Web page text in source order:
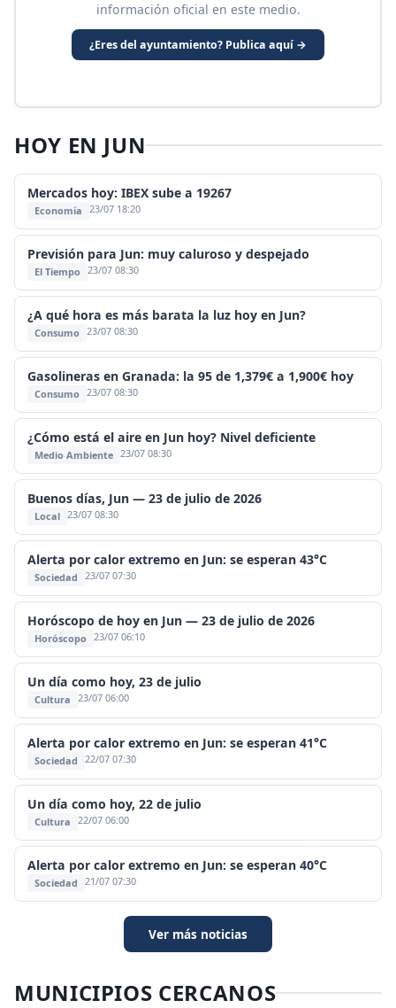
información oficial en este medio.
¿Eres del ayuntamiento? Publica aquí →
HOY EN JUN
Mercados hoy: IBEX sube a 19267
Economía 23/07 18:20
Previsión para Jun: muy caluroso y despejado
El Tiempo 23/07 08:30
¿A qué hora es más barata la luz hoy en Jun?
Consumo 23/07 08:30
Gasolineras en Granada: la 95 de 1,379€ a 1,900€ hoy
Consumo 23/07 08:30
¿Cómo está el aire en Jun hoy? Nivel deficiente
Medio Ambiente 23/07 08:30
Buenos días, Jun — 23 de julio de 2026
Local 23/07 08:30
Alerta por calor extremo en Jun: se esperan 43°C
Sociedad 23/07 07:30
Horóscopo de hoy en Jun — 23 de julio de 2026
Horóscopo 23/07 06:10
Un día como hoy, 23 de julio
Cultura 23/07 06:00
Alerta por calor extremo en Jun: se esperan 41°C
Sociedad 22/07 07:30
Un día como hoy, 22 de julio
Cultura 22/07 06:00
Alerta por calor extremo en Jun: se esperan 40°C
Sociedad 21/07 07:30
Ver más noticias
MUNICIPIOS CERCANOS